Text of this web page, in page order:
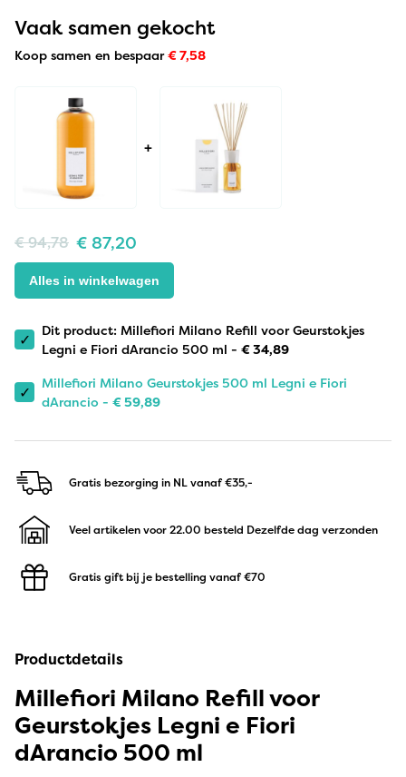
Vaak samen gekocht
Koop samen en bespaar€7,58
+
€94,78 € 87,20
Alles in winkelwagen
✓
Dit product: Millefiori Milano Refill voor Geurstokjes
Legni e Fiori dArancio 500 ml - €34,89
✓
Millefiori Milano Geurstokjes 500 ml Legni e Fiori
dArancio - €59,89
Gratis bezorging in NLvanaf €35,-
Veel artikelen voor 22.00 besteld Dezelfde dag verzonden
Gratis gift bij je bestelling vanaf €70
Productdetails
Millefiori Milano Refill voor
Geurstokjes Legni e Fiori
dArancio 500 ml